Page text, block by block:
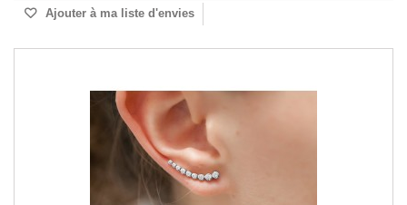
Ajouter à ma liste d'envies